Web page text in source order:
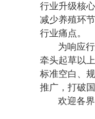
行业升级核
减少养殖环
行业痛点。
为响应
牵头起草以
标准空白、
推广，打破
欢迎各